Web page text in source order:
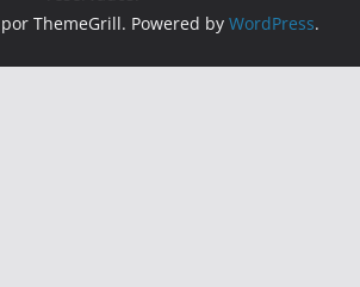
por ThemeGrill. Powered by WordPress.